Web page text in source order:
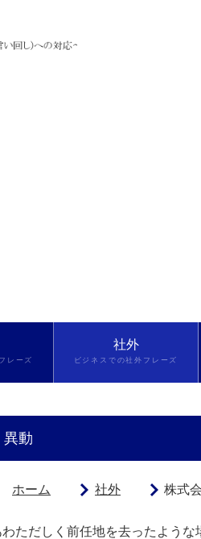
レーズ
社外
ビジネスでの社外フレーズ
異動
ホーム 社外 株式
わただしく前任地を去ったよう